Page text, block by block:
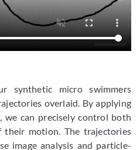
synthetic micro swimmers
overlaid. By applying
we can precisely control both
motion. The trajectories
image analysis and particle-